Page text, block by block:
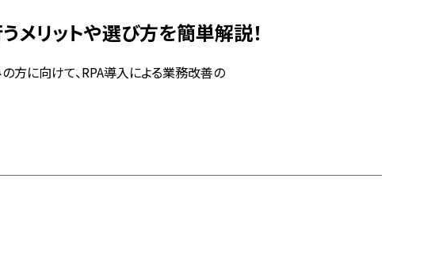
メリットや選び方を簡単解説！
に向けて、RPA導入による業務改善の